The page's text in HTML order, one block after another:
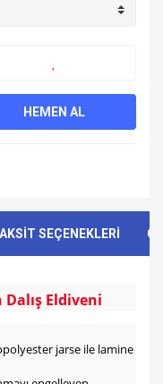
HEMEN AL
SEÇENEKLERİ
Eldiveni
jarse ile lamine